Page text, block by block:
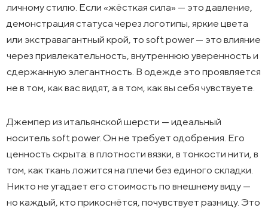
личному стилю. Если «жёсткая сила» — это давление,
демонстрация статуса через логотипы, яркие цвета
или экстравагантный крой, то soft power — это влияние
через привлекательность, внутреннюю уверенность и
сдержанную элегантность. В одежде это проявляется
не в том, как вас видят, а в том, как вы себя чувствуете.
Джемпер из итальянской шерсти — идеальный
носитель soft power. Он не требует одобрения. Его
ценность скрыта: в плотности вязки, в тонкости нити, в
том, как ткань ложится на плечи без единого складки.
Никто не угадает его стоимость по внешнему виду —
но каждый, кто прикоснётся, почувствует разницу. Это